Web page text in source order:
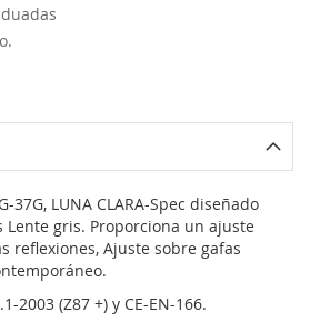
37G, LUNA CLARA-Spec diseñado
Lente gris. Proporciona un ajuste
reflexiones, Ajuste sobre gafas
2003 (Z87 +) y CE-EN-166.